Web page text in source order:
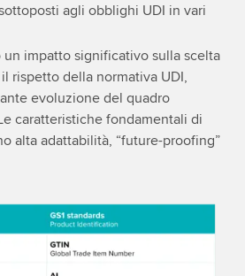
agli obblighi UDI in vari
impatto significativo sulla scelta
rispetto della normativa UDI,
evoluzione del quadro
caratteristiche fondamentali di
alta adattabilità, “future-proofing”